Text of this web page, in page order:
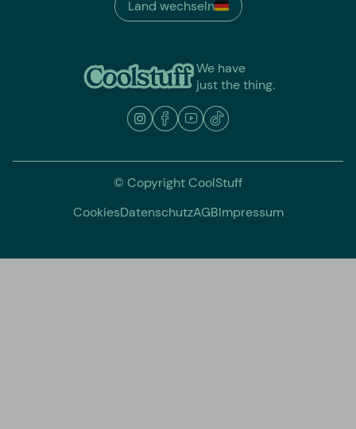
We have
just the thing.
Land wechseln
© Copyright CoolStuff
CookiesDatenschutzAGBImpressum